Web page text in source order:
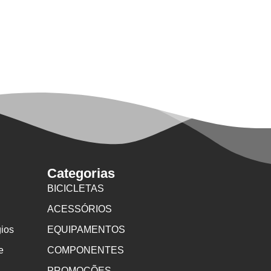
Categorias
BICICLETAS
ACESSÓRIOS
EQUIPAMENTOS
COMPONENTES